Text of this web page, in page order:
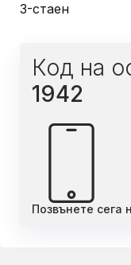
3-стаен
Код на
1942
Позвънете сега